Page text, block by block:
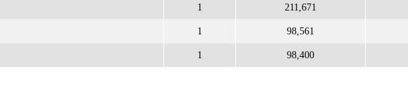
1 211,671
1 98,561
1 98,400